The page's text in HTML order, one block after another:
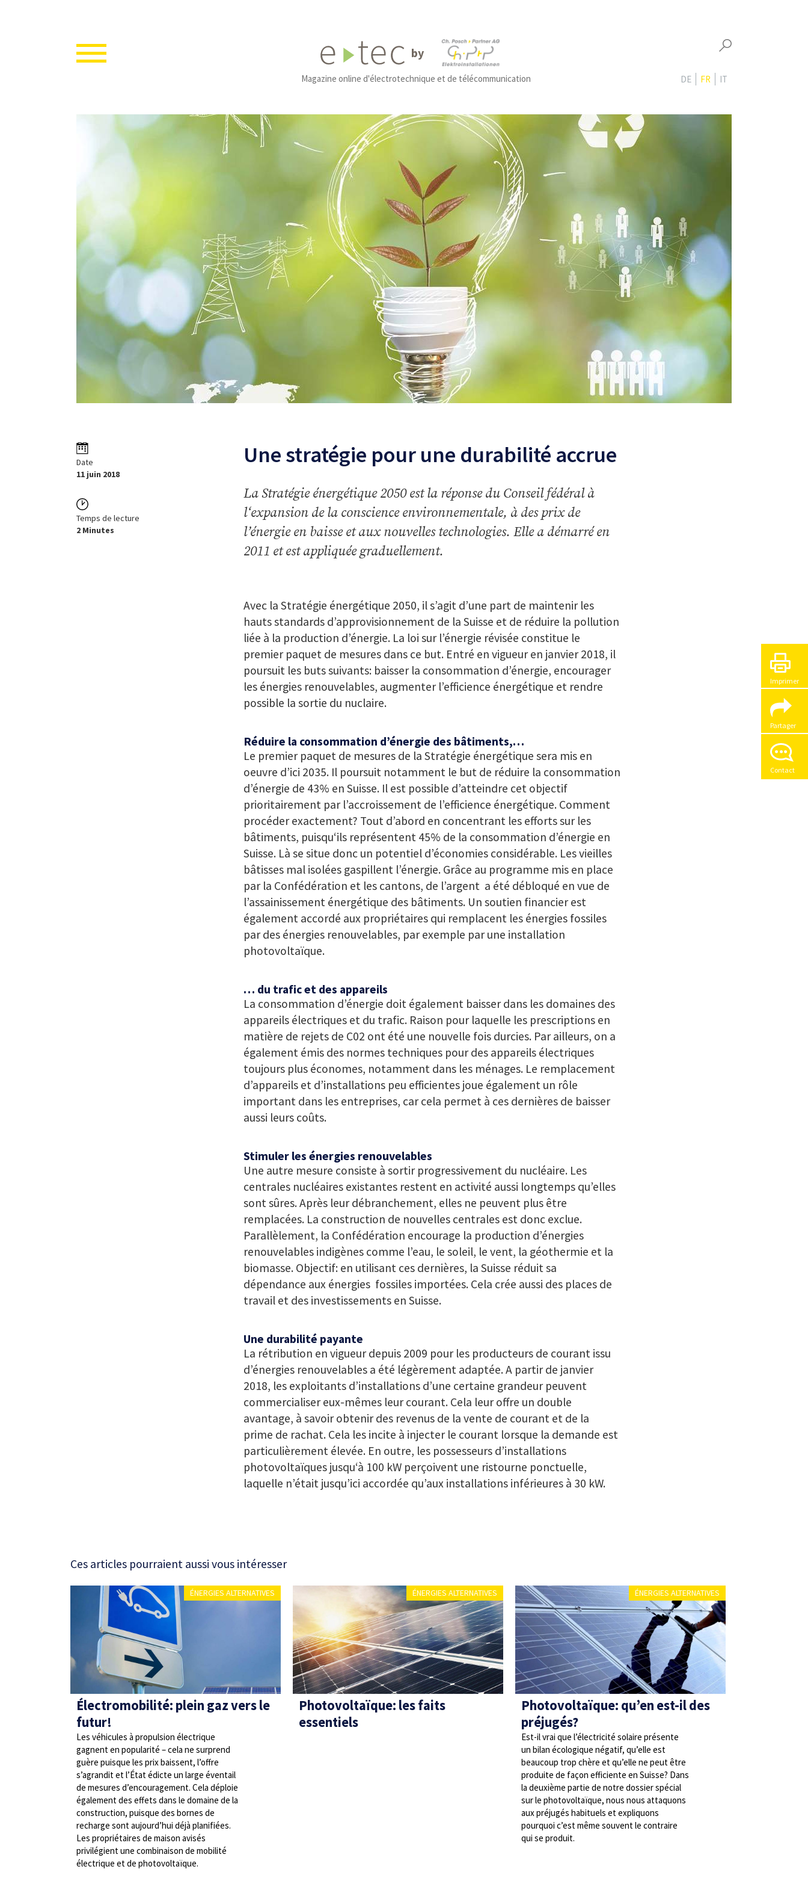
Imprimer
Partager
Contact
by
Magazine online d'électrotechnique et de télécommunication DE FR IT
Date
11 juin 2018
Temps de lecture
2 Minutes
Une stratégie pour une durabilité accrue
La Stratégie énergétique 2050 est la réponse du Conseil fédéral à
l‘expansion de la conscience environnementale, à des prix de
l’énergie en baisse et aux nouvelles technologies. Elle a démarré en
2011 et est appliquée graduellement.
Avec la Stratégie énergétique 2050, il s’agit d’une part de maintenir les
hauts standards d’approvisionnement de la Suisse et de réduire la pollution
liée à la production d’énergie. La loi sur l’énergie révisée constitue le
premier paquet de mesures dans ce but. Entré en vigueur en janvier 2018, il
poursuit les buts suivants: baisser la consommation d’énergie, encourager
les énergies renouvelables, augmenter l’efficience énergétique et rendre
possible la sortie du nuclaire.
Réduire la consommation d’énergie des bâtiments,…
Le premier paquet de mesures de la Stratégie énergétique sera mis en
oeuvre d’ici 2035. Il poursuit notamment le but de réduire la consommation
d’énergie de 43% en Suisse. Il est possible d’atteindre cet objectif
prioritairement par l’accroissement de l’efficience énergétique. Comment
procéder exactement? Tout d’abord en concentrant les efforts sur les
bâtiments, puisqu‘ils représentent 45% de la consommation d’énergie en
Suisse. Là se situe donc un potentiel d’économies considérable. Les vieilles
bâtisses mal isolées gaspillent l’énergie. Grâce au programme mis en place
par la Confédération et les cantons, de l’argent a été débloqué en vue de
l’assainissement énergétique des bâtiments. Un soutien financier est
également accordé aux propriétaires qui remplacent les énergies fossiles
par des énergies renouvelables, par exemple par une installation
photovoltaïque.
… du trafic et des appareils
La consommation d’énergie doit également baisser dans les domaines des
appareils électriques et du trafic. Raison pour laquelle les prescriptions en
matière de rejets de C02 ont été une nouvelle fois durcies. Par ailleurs, on a
également émis des normes techniques pour des appareils électriques
toujours plus économes, notamment dans les ménages. Le remplacement
d’appareils et d’installations peu efficientes joue également un rôle
important dans les entreprises, car cela permet à ces dernières de baisser
aussi leurs coûts.
Stimuler les énergies renouvelables
Une autre mesure consiste à sortir progressivement du nucléaire. Les
centrales nucléaires existantes restent en activité aussi longtemps qu’elles
sont sûres. Après leur débranchement, elles ne peuvent plus être
remplacées. La construction de nouvelles centrales est donc exclue.
Parallèlement, la Confédération encourage la production d’énergies
renouvelables indigènes comme l’eau, le soleil, le vent, la géothermie et la
biomasse. Objectif: en utilisant ces dernières, la Suisse réduit sa
dépendance aux énergies fossiles importées. Cela crée aussi des places de
travail et des investissements en Suisse.
Une durabilité payante
La rétribution en vigueur depuis 2009 pour les producteurs de courant issu
d’énergies renouvelables a été légèrement adaptée. A partir de janvier
2018, les exploitants d’installations d’une certaine grandeur peuvent
commercialiser eux-mêmes leur courant. Cela leur offre un double
avantage, à savoir obtenir des revenus de la vente de courant et de la
prime de rachat. Cela les incite à injecter le courant lorsque la demande est
particulièrement élevée. En outre, les possesseurs d’installations
photovoltaïques jusqu‘à 100 kW perçoivent une ristourne ponctuelle,
laquelle n’était jusqu’ici accordée qu’aux installations inférieures à 30 kW.
Ces articles pourraient aussi vous intéresser
ÉNERGIES ALTERNATIVES
Électromobilité: plein gaz vers le
futur!
Les véhicules à propulsion électrique
gagnent en popularité – cela ne surprend
guère puisque les prix baissent, l’offre
s’agrandit et l’État édicte un large éventail
de mesures d’encouragement. Cela déploie
également des effets dans le domaine de la
construction, puisque des bornes de
recharge sont aujourd’hui déjà planifiées.
Les propriétaires de maison avisés
privilégient une combinaison de mobilité
électrique et de photovoltaïque.
ÉNERGIES ALTERNATIVES
Photovoltaïque: les faits
essentiels
ÉNERGIES ALTERNATIVES
Photovoltaïque: qu’en est-il des
préjugés?
Est-il vrai que l’électricité solaire présente
un bilan écologique négatif, qu’elle est
beaucoup trop chère et qu’elle ne peut être
produite de façon efficiente en Suisse? Dans
la deuxième partie de notre dossier spécial
sur le photovoltaïque, nous nous attaquons
aux préjugés habituels et expliquons
pourquoi c’est même souvent le contraire
qui se produit.